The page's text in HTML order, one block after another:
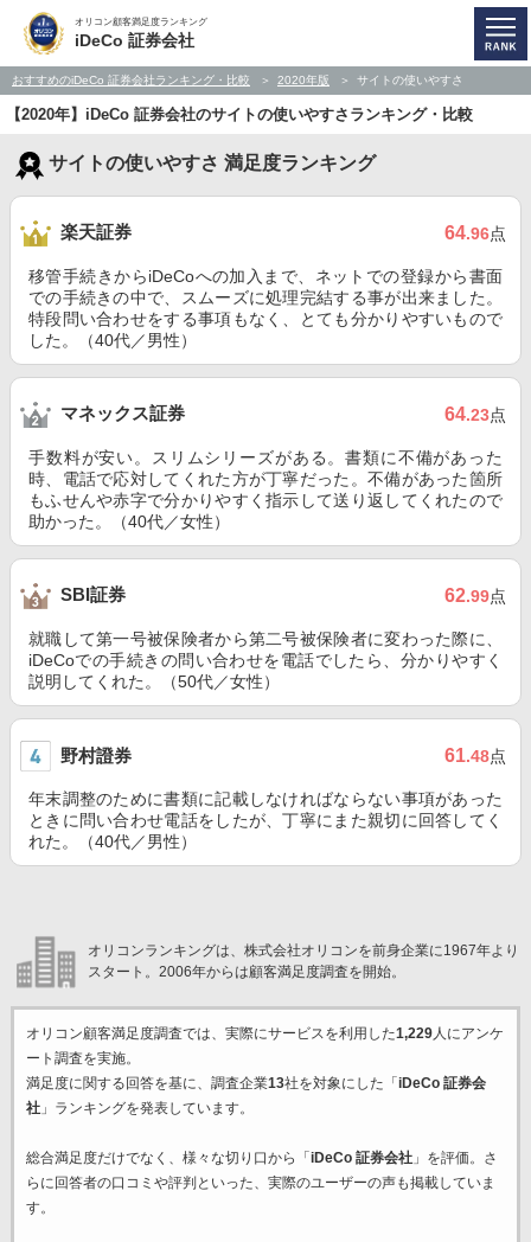
オリコン顧客満足度ランキング
iDeCo 証券会社
おすすめのiDeCo 証券会社ランキング・比較 2020年版 サイトの使いやすさ
【2020年】iDeCo 証券会社のサイトの使いやすさランキング・比較
サイトの使いやすさ 満足度ランキング
楽天証券 64.96点
移管手続きからiDeCoへの加入まで、ネットでの登録から書面
での手続きの中で、スムーズに処理完結する事が出来ました。
特段問い合わせをする事項もなく、とても分かりやすいもので
した。（40代／男性）
マネックス証券 64.23点
手数料が安い。スリムシリーズがある。書類に不備があった
時、電話で応対してくれた方が丁寧だった。不備があった箇所
もふせんや赤字で分かりやすく指示して送り返してくれたので
助かった。（40代／女性）
SBI証券 62.99点
就職して第一号被保険者から第二号被保険者に変わった際に、
iDeCoでの手続きの問い合わせを電話でしたら、分かりやすく
説明してくれた。（50代／女性）
野村證券 61.48点
年末調整のために書類に記載しなければならない事項があった
ときに問い合わせ電話をしたが、丁寧にまた親切に回答してく
れた。（40代／男性）
オリコンランキングは、株式会社オリコンを前身企業に1967年より
スタート。2006年からは顧客満足度調査を開始。
オリコン顧客満足度調査では、実際にサービスを利用した1,229人にアンケ
ート調査を実施。
満足度に関する回答を基に、調査企業13社を対象にした「 iDeCo 証券会
社」ランキングを発表しています。
総合満足度だけでなく、様々な切り口から「 iDeCo 証券会社」を評価。さ
らに回答者の口コミや評判といった、実際のユーザーの声も掲載していま
す。